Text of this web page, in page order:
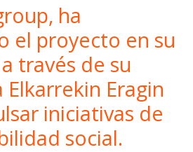
ha
el proyecto en su
través de su
Eragin
iniciativas de
social.